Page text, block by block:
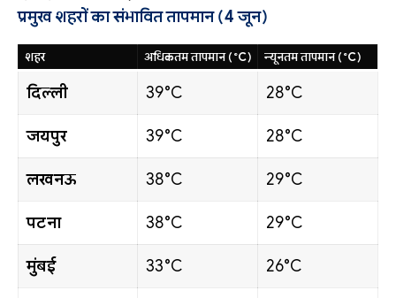
प्रमुख शहरों का संभावित तापमान (4 जून)
शहर अधिकतम तापमान (°C) न्यूनतम तापमान (°C)
दिल्ली 39°C 28°C
जयपुर 39°C 28°C
लखनऊ 38°C 29°C
पटना 38°C 29°C
मुंबई 33°C 26°C